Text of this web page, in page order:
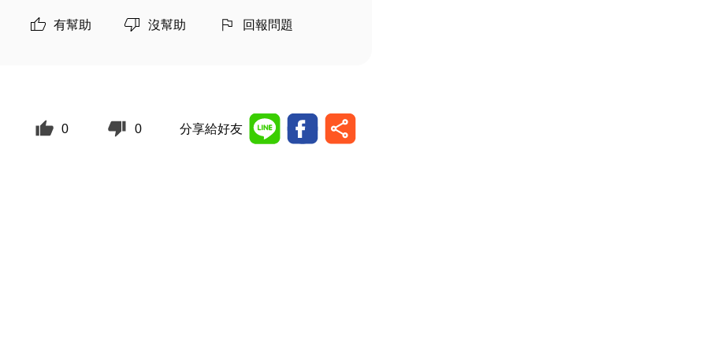
有幫助 沒幫助 回報問題
0 0 分享給好友